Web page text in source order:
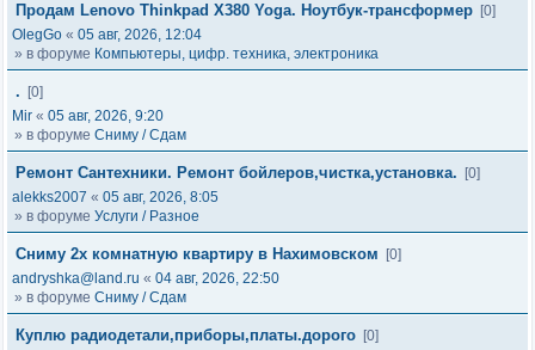
Продам Lenovo Thinkpad X380 Yoga. Ноутбук-трансформер [0]
OlegGo « 05 авг, 2026, 12:04
» в форуме Компьютеры, цифр. техника, электроника
.
[0]
Mir « 05 авг, 2026, 9:20
» в форуме Сниму / Сдам
Ремонт Сантехники. Ремонт бойлеров,чистка,установка.
[0]
alekks2007 « 05 авг, 2026, 8:05
» в форуме Услуги / Разное
Сниму 2х комнатную квартиру в Нахимовском
[0]
andryshka@land.ru « 04 авг, 2026, 22:50
» в форуме Сниму / Сдам
Куплю радиодетали,приборы,платы.дорого [0]